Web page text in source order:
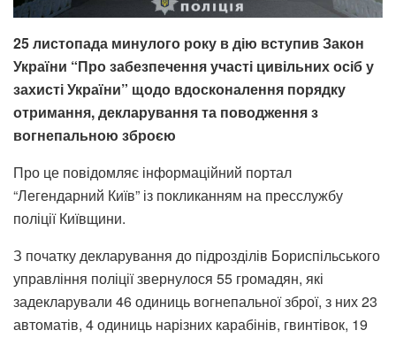
25 листопада минулого року в дію вступив Закон
України “Про забезпечення участі цивільних осіб у
захисті України” щодо вдосконалення порядку
отримання, декларування та поводження з
вогнепальною зброєю
Про це повідомляє інформаційний портал
“Легендарний Київ” із покликанням на пресслужбу
поліції Київщини.
З початку декларування до підрозділів Бориспільського
управління поліції звернулося 55 громадян, які
задекларували 46 одиниць вогнепальної зброї, з них 23
автоматів, 4 одиниць нарізних карабінів, гвинтівок, 19